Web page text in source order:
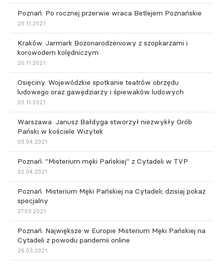
Poznań. Po rocznej przerwie wraca Betlejem Poznańskie
20.11.2021
Kraków. Jarmark Bożonarodzeniowy z szopkarzami i
korowodem kolędniczym
20.11.2021
Osięciny. Wojewódzkie spotkanie teatrów obrzędu
ludowego oraz gawędziarzy i śpiewaków ludowych
03.11.2021
Warszawa. Janusz Bałdyga stworzył niezwykły Grób
Pański w kościele Wizytek
03.04.2021
Poznań. "Misterium męki Pańskiej" z Cytadeli w TVP
02.04.2021
Poznań. Misterium Męki Pańskiej na Cytadeli; dzisiaj pokaz
specjalny
27.03.2021
Poznań. Największe w Europie Misterium Męki Pańskiej na
Cytadeli z powodu pandemii online
26.03.2021